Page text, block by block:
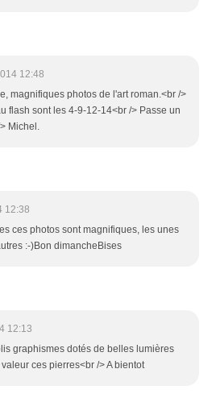
12:48
magnifiques photos de l'art roman.<br />
flash sont les 4-9-12-14<br /> Passe un
Michel.
12:38
ces photos sont magnifiques, les unes
:-)Bon dimancheBises
12:13
graphismes dotés de belles lumières
ces pierres<br /> A bientot